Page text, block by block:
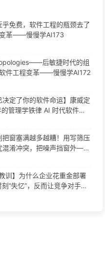
乎免费，软件工程的瓶颈去了
革——慢慢学AI173
后敏捷时代的组
件工程变革——慢慢学AI172
决定了你的软件命运】康威定
管理学铁律 AI 时代软件工
把窗塞满越多越糟！用写筛压
混淆冲突，把噪声挡窗外——
训】为什么企业花重金部署
“失忆”，反而让竞争对手实
慢学AI169